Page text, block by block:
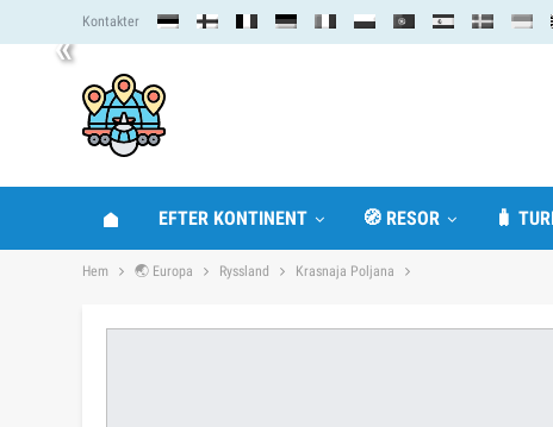
« Kontakter
EFTER KONTINENT 🧭 RESOR 🧳
Hem 🌏 Europa Ryssland Krasnaja Poljana